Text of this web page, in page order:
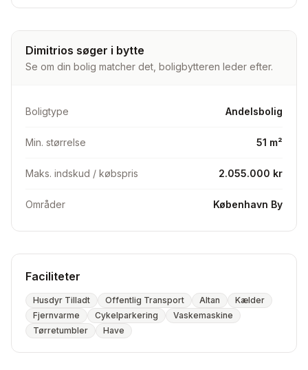
eget bad, men der er private, nyere og velholdte
badefaciliteter i gården. Paneler, gulve og køkken er
nymalede. Der er rig mulighed for at få støtte på
75.000,- til at få lavet eget bad. 🔎Min kæreste og jeg
Alt har interesse
Dimitrios søger i bytte
Se om din bolig matcher det, boligbytteren leder efter.
Boligtype Andelsbolig
Min. størrelse 51 m²
Maks. indskud / købspris 2.055.000 kr
Områder København By
Faciliteter
Husdyr Tilladt Offentlig Transport Altan
Kælder
Fjernvarme
Cykelparkering
Vaskemaskine
Tørretumbler
Have